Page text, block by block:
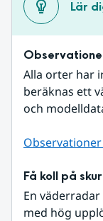
Lär
Alla orter har
beräknas ett
och
Få koll på
En
med hög